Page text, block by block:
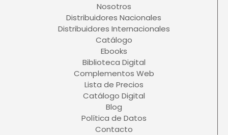
Nosotros
Distribuidores Nacionales
Distribuidores Internacionales
Catálogo
Ebooks
Biblioteca Digital
Complementos Web
Lista de Precios
Catálogo Digital
Blog
Política de Datos
Contacto